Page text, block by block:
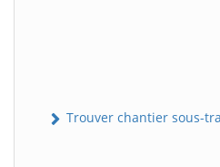
Trouver chantier sous-